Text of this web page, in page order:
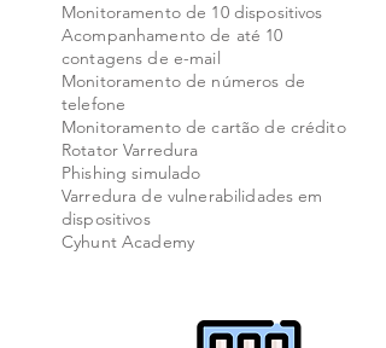
Monitoramento de 10 dispositivos
Acompanhamento de até 10
contagens de e-mail
Monitoramento de números de
telefone
Monitoramento de cartão de crédito
Rotator Varredura
Phishing simulado
Varredura de vulnerabilidades em
dispositivos
Cyhunt Academy